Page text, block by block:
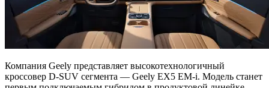
Компания Geely представляет высокотехнологичный
кроссовер D-SUV сегмента — Geely EX5 EM-i. Модель станет